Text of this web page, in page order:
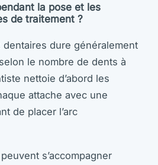
la pose et les
de traitement ?
dentaires dure généralement
le nombre de dents à
nettoie d’abord les
attache avec une
de placer l’arc
s’accompagner